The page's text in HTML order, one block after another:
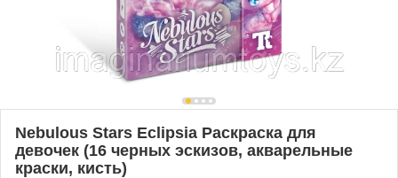
Nebulous Stars Eclipsia Раскраска для
девочек (16 черных эскизов, акварельные
краски, кисть)